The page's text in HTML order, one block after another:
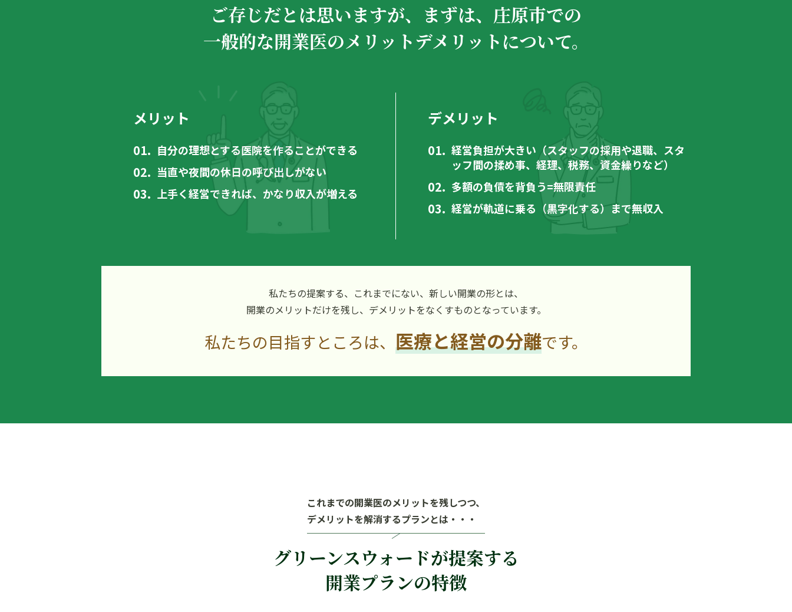
ご存じだとは思いますが、 まずは、庄原市での
一般的な開業医のメリットデメリットについて。
メリット
自分の理想とする医院を作ることができる
当直や夜間の休日の呼び出しがない
上手く経営できれば、かなり収入が増える
デメリット
経営負担が大きい（スタッフの採用や退職、スタ
ッフ間の揉め事、経理、税務、資金繰りなど）
多額の負債を背負う=無限責任
経営が軌道に乗る（黒字化する）まで無収入
私たちの提案する、これまでにない、 新しい開業の形とは、
開業のメリットだけを残し、 デメリットをなくすものとなっています。
私たちの目指すところは、 医療と経営の分離です。
これまでの開業医のメリットを残しつつ、
デメリットを解消するプランとは・・・
グリーンスウォードが提案する
開業プランの特徴